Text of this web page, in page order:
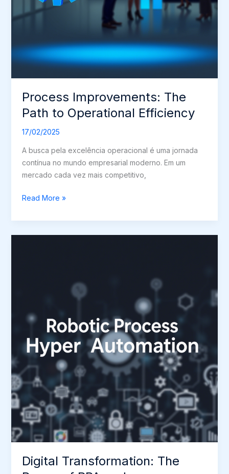
Process Improvements: The
Path to Operational Efficiency
17/02/2025
A busca pela excelência operacional é uma jornada
contínua no mundo empresarial moderno. Em um
mercado cada vez mais competitivo,
Process
The
Path
Read More »
Digital Transformation: The